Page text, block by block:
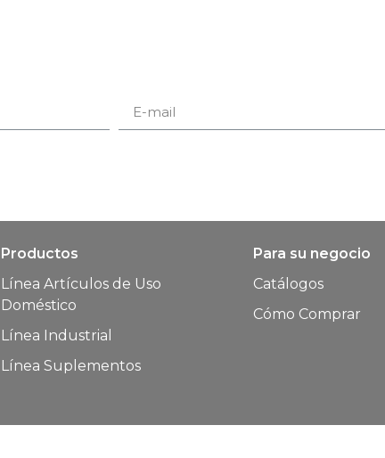
Productos
Línea Artículos de Uso
Doméstico
Línea Industrial
Línea Suplementos
Para su negocio
Catálogos
Cómo Comprar